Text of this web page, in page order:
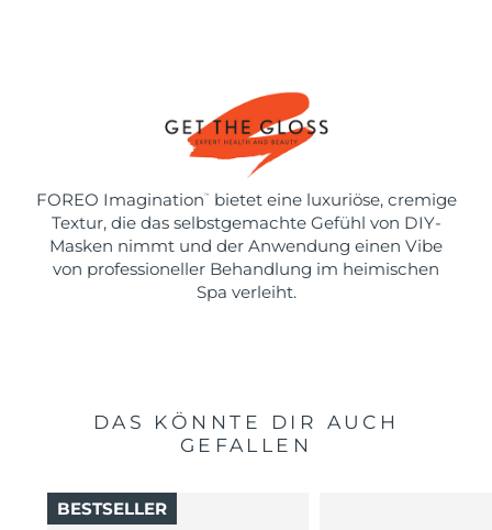
FOREO Imagination ™
bietet eine luxuriöse, cremige
Textur, die das selbstgemachte Gefühl von DIY-
Masken nimmt und der Anwendung einen Vibe
von professioneller Behandlung im heimischen
Spa verleiht.
DAS KÖNNTE DIR AUCH
GEFALLEN
BESTSELLER